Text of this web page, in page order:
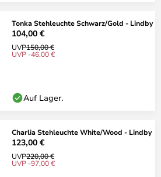
Tonka Stehleuchte Schwarz/Gold - Lindby
104,00 €
UVP150,00 €
UVP -46,00 €
Auf Lager.
Charlia Stehleuchte White/Wood - Lindby
123,00 €
UVP220,00 €
UVP -97,00 €